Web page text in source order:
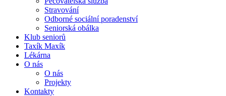
Stravování
Odborné sociální poradenství
Seniorská obálka
Klub seniorů
Taxík Maxík
Lékárna
O nás
O nás
Projekty
Kontakty